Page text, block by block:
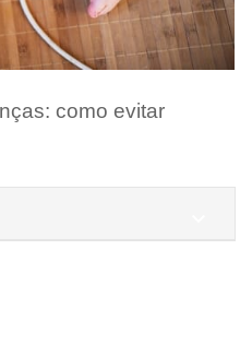
como evitar